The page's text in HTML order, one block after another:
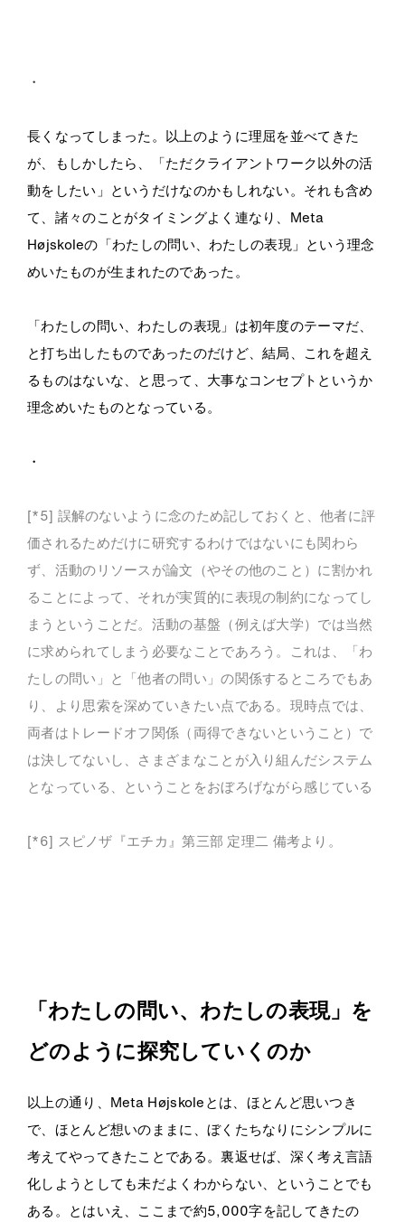
・
長くなってしまった。以上のように理屈を並べてきた
が、もしかしたら、「ただクライアントワーク以外の活
動をしたい」というだけなのかもしれない。それも含め
て、諸々のことがタイミングよく連なり、Meta
Højskoleの「わたしの問い、わたしの表現」という理念
めいたものが生まれたのであった。
「わたしの問い、わたしの表現」は初年度のテーマだ、
と打ち出したものであったのだけど、結局、これを超え
るものはないな、と思って、大事なコンセプトというか
理念めいたものとなっている。
・
[*5] 誤解のないように念のため記しておくと、他者に評
価されるためだけに研究するわけではないにも関わら
ず、活動のリソースが論文（やその他のこと）に割かれ
ることによって、それが実質的に表現の制約になってし
まうということだ。活動の基盤（例えば大学）では当然
に求められてしまう必要なことであろう。これは、「わ
たしの問い」と「他者の問い」の関係するところでもあ
り、より思索を深めていきたい点である。現時点では、
両者はトレードオフ関係（両得できないということ）で
は決してないし、さまざまなことが入り組んだシステム
となっている、ということをおぼろげながら感じている
[*6] スピノザ『エチカ』第三部 定理二 備考より。
「わたしの問い、わたしの表現」を
どのように探究していくのか
以上の通り、Meta Højskoleとは、ほとんど思いつき
で、ほとんど想いのままに、ぼくたちなりにシンプルに
考えてやってきたことである。裏返せば、深く考え言語
化しようとしても未だよくわからない、ということでも
ある。とはいえ、ここまで約5,000字を記してきたの